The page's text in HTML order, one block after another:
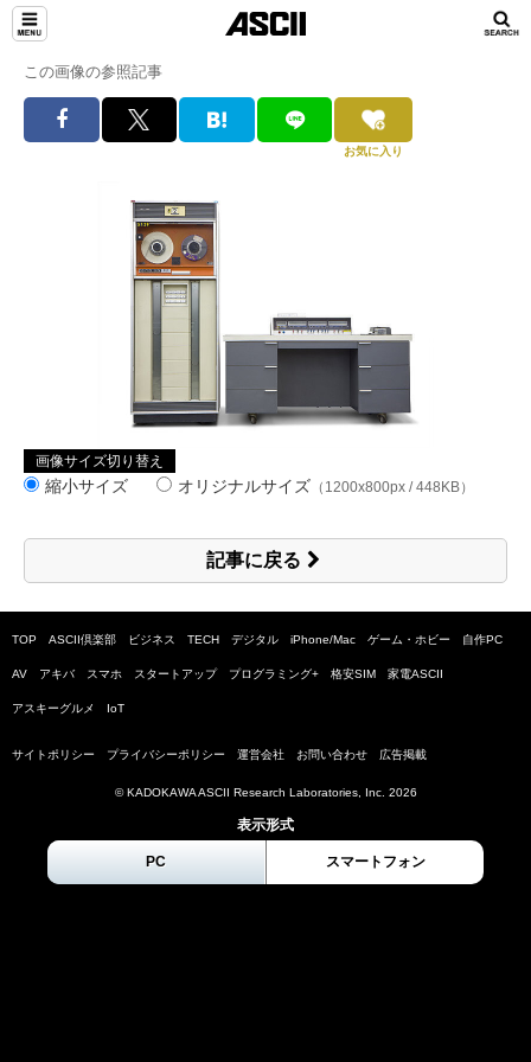
この画像の参照記事
お気に入り
画像サイズ切り替え
縮小サイズ オリジナルサイズ （1200x800px / 448KB）
記事に戻る
TOP ASCII倶楽部 ビジネス TECH デジタル iPhone/Mac ゲーム・ホビー 自作PC
AV アキバ スマホ スタートアップ プログラミング+ 格安SIM 家電ASCII
アスキーグルメ IoT
サイトポリシー プライバシーポリシー 運営会社 お問い合わせ 広告掲載
© KADOKAWA ASCII Research Laboratories, Inc. 2026
表示形式
PC スマートフォン